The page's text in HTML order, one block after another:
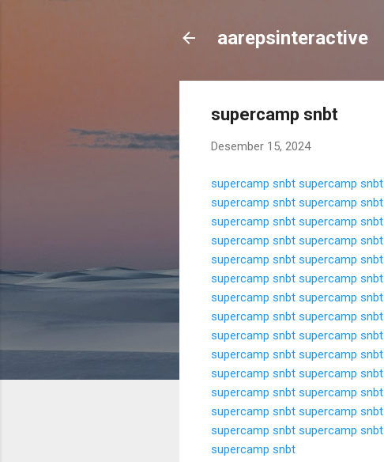
aarepsinteractive
supercamp snbt
Desember 15, 2024
supercamp snbt supercamp snbt
supercamp snbt supercamp snbt
supercamp snbt supercamp snbt
supercamp snbt supercamp snbt
supercamp snbt supercamp snbt
supercamp snbt supercamp snbt
supercamp snbt supercamp snbt
supercamp snbt supercamp snbt
supercamp snbt supercamp snbt
supercamp snbt supercamp snbt
supercamp snbt supercamp snbt
supercamp snbt supercamp snbt
supercamp snbt supercamp snbt
supercamp snbt supercamp snbt
supercamp snbt